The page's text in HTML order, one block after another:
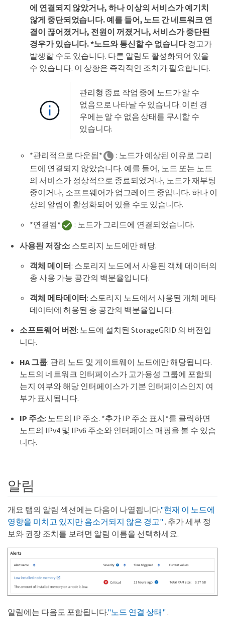
에 연결되지 않았거나, 하나 이상의 서비스가 예기치
않게 중단되었습니다. 예를 들어, 노드 간 네트워크 연
결이 끊어졌거나, 전원이 꺼졌거나, 서비스가 중단된
경우가 있습니다. *노드와 통신할 수 없습니다경고가
발생할 수도 있습니다. 다른 알림도 활성화되어 있을
수 있습니다. 이 상황은 즉각적인 조치가 필요합니다.
관리형 종료 작업 중에 노드가 알 수
없음으로 나타날 수 있습니다. 이런 경
우에는 알 수 없음 상태를 무시할 수
있습니다.
*관리적으로 다운됨*
: 노드가 예상된 이유로 그리
드에 연결되지 않았습니다. 예를 들어, 노드 또는 노드
의 서비스가 정상적으로 종료되었거나, 노드가 재부팅
중이거나, 소프트웨어가 업그레이드 중입니다. 하나 이
상의 알림이 활성화되어 있을 수도 있습니다.
*연결됨*
: 노드가 그리드에 연결되었습니다.
사용된 저장소: 스토리지 노드에만 해당.
객체 데이터: 스토리지 노드에서 사용된 객체 데이터의
총 사용 가능 공간의 백분율입니다.
객체 메타데이터: 스토리지 노드에서 사용된 개체 메타
데이터에 허용된 총 공간의 백분율입니다.
소프트웨어 버전: 노드에 설치된 StorageGRID 의 버전입
니다.
HA 그룹: 관리 노드 및 게이트웨이 노드에만 해당됩니다.
노드의 네트워크 인터페이스가 고가용성 그룹에 포함되
는지 여부와 해당 인터페이스가 기본 인터페이스인지 여
부가 표시됩니다.
IP 주소: 노드의 IP 주소. *추가 IP 주소 표시*를 클릭하면
노드의 IPv4 및 IPv6 주소와 인터페이스 매핑을 볼 수 있습
니다.
알림
개요 탭의 알림 섹션에는 다음이 나열됩니다."현재 이 노드에
영향을 미치고 있지만 음소거되지 않은 경고" . 추가 세부 정
보와 권장 조치를 보려면 알림 이름을 선택하세요.
알림에는 다음도 포함됩니다."노드 연결 상태" .